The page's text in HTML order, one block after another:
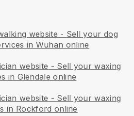
website - Sell your dog
in Wuhan online
website - Sell your waxing
in Glendale online
website - Sell your waxing
in Rockford online